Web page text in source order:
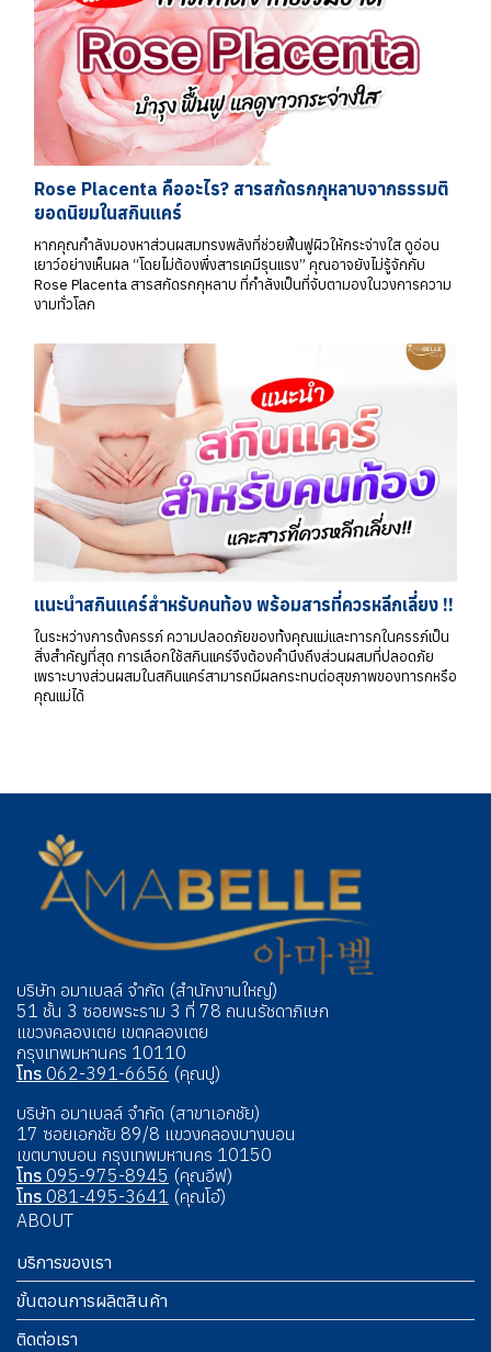
Rose Placenta คืออะไร? สารสกัดรกกุหลาบจากธรรมติ
ยอดนิยมในสกินแคร์
หากคุณกำลังมองหาส่วนผสมทรงพลังที่ช่วยฟื้นฟูผิวให้กระจ่างใส ดูอ่อน
เยาว์อย่างเห็นผล “โดยไม่ต้องพึ่งสารเคมีรุนแรง” คุณอาจยังไม่รู้จักกับ
Rose Placenta สารสกัดรกกุหลาบ ที่กำลังเป็นที่จับตามองในวงการความ
งามทั่วโลก
แนะนำสกินแคร์สำหรับคนท้อง พร้อมสารที่ควรหลีกเลี่ยง !!
ในระหว่างการตั้งครรภ์ ความปลอดภัยของทั้งคุณแม่และทารกในครรภ์เป็น
สิ่งสำคัญที่สุด การเลือกใช้สกินแคร์จึงต้องคำนึงถึงส่วนผสมที่ปลอดภัย
เพราะบางส่วนผสมในสกินแคร์สามารถมีผลกระทบต่อสุขภาพของทารกหรือ
คุณแม่ได้
บริษัท อมาเบลล์ จำกัด (สำนักงานใหญ่)
51 ชั้น 3 ซอยพระราม 3 ที่ 78 ถนนรัชดาภิเษก
แขวงคลองเตย เขตคลองเตย
กรุงเทพมหานคร 10110
โทร 062-391-6656 (คุณปู)
บริษัท อมาเบลล์ จำกัด (สาขาเอกชัย)
17 ซอยเอกชัย 89/8 แขวงคลองบางบอน
เขตบางบอน กรุงเทพมหานคร 10150
โทร 095-975-8945 (คุณอีฟ)
โทร 081-495-3641 (คุณโอ๋)
ABOUT
บริการของเรา
ขั้นตอนการผลิตสินค้า
ติดต่อเรา